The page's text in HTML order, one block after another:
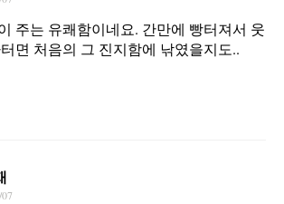
주는 유쾌함이네요. 간만에 빵터져서 웃
면 처음의 그 진지함에 낚였을지도..